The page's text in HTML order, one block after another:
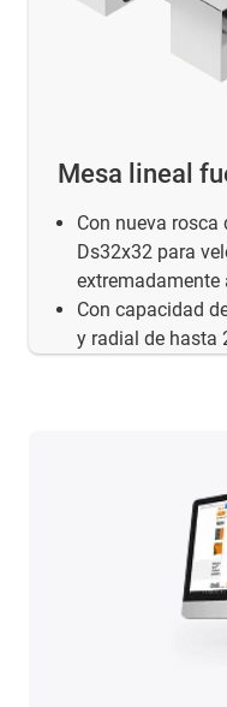
Mesa lineal
Con nueva rosca
Ds32x32 para
extremadamente
Con capacidad
y radial de hasta